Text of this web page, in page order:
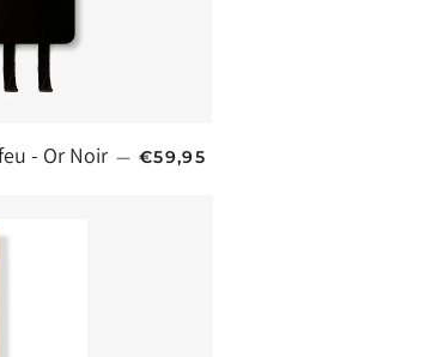
- Or Noir — PRIX HABITUEL
€59,95